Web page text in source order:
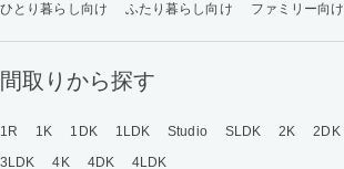
ひとり暮らし向け
ふたり暮らし向け ファミリー向け
間取りから探す
1R 1K 1DK 1LDK Studio SLDK 2K 2DK
3LDK
4K 4DK 4LDK